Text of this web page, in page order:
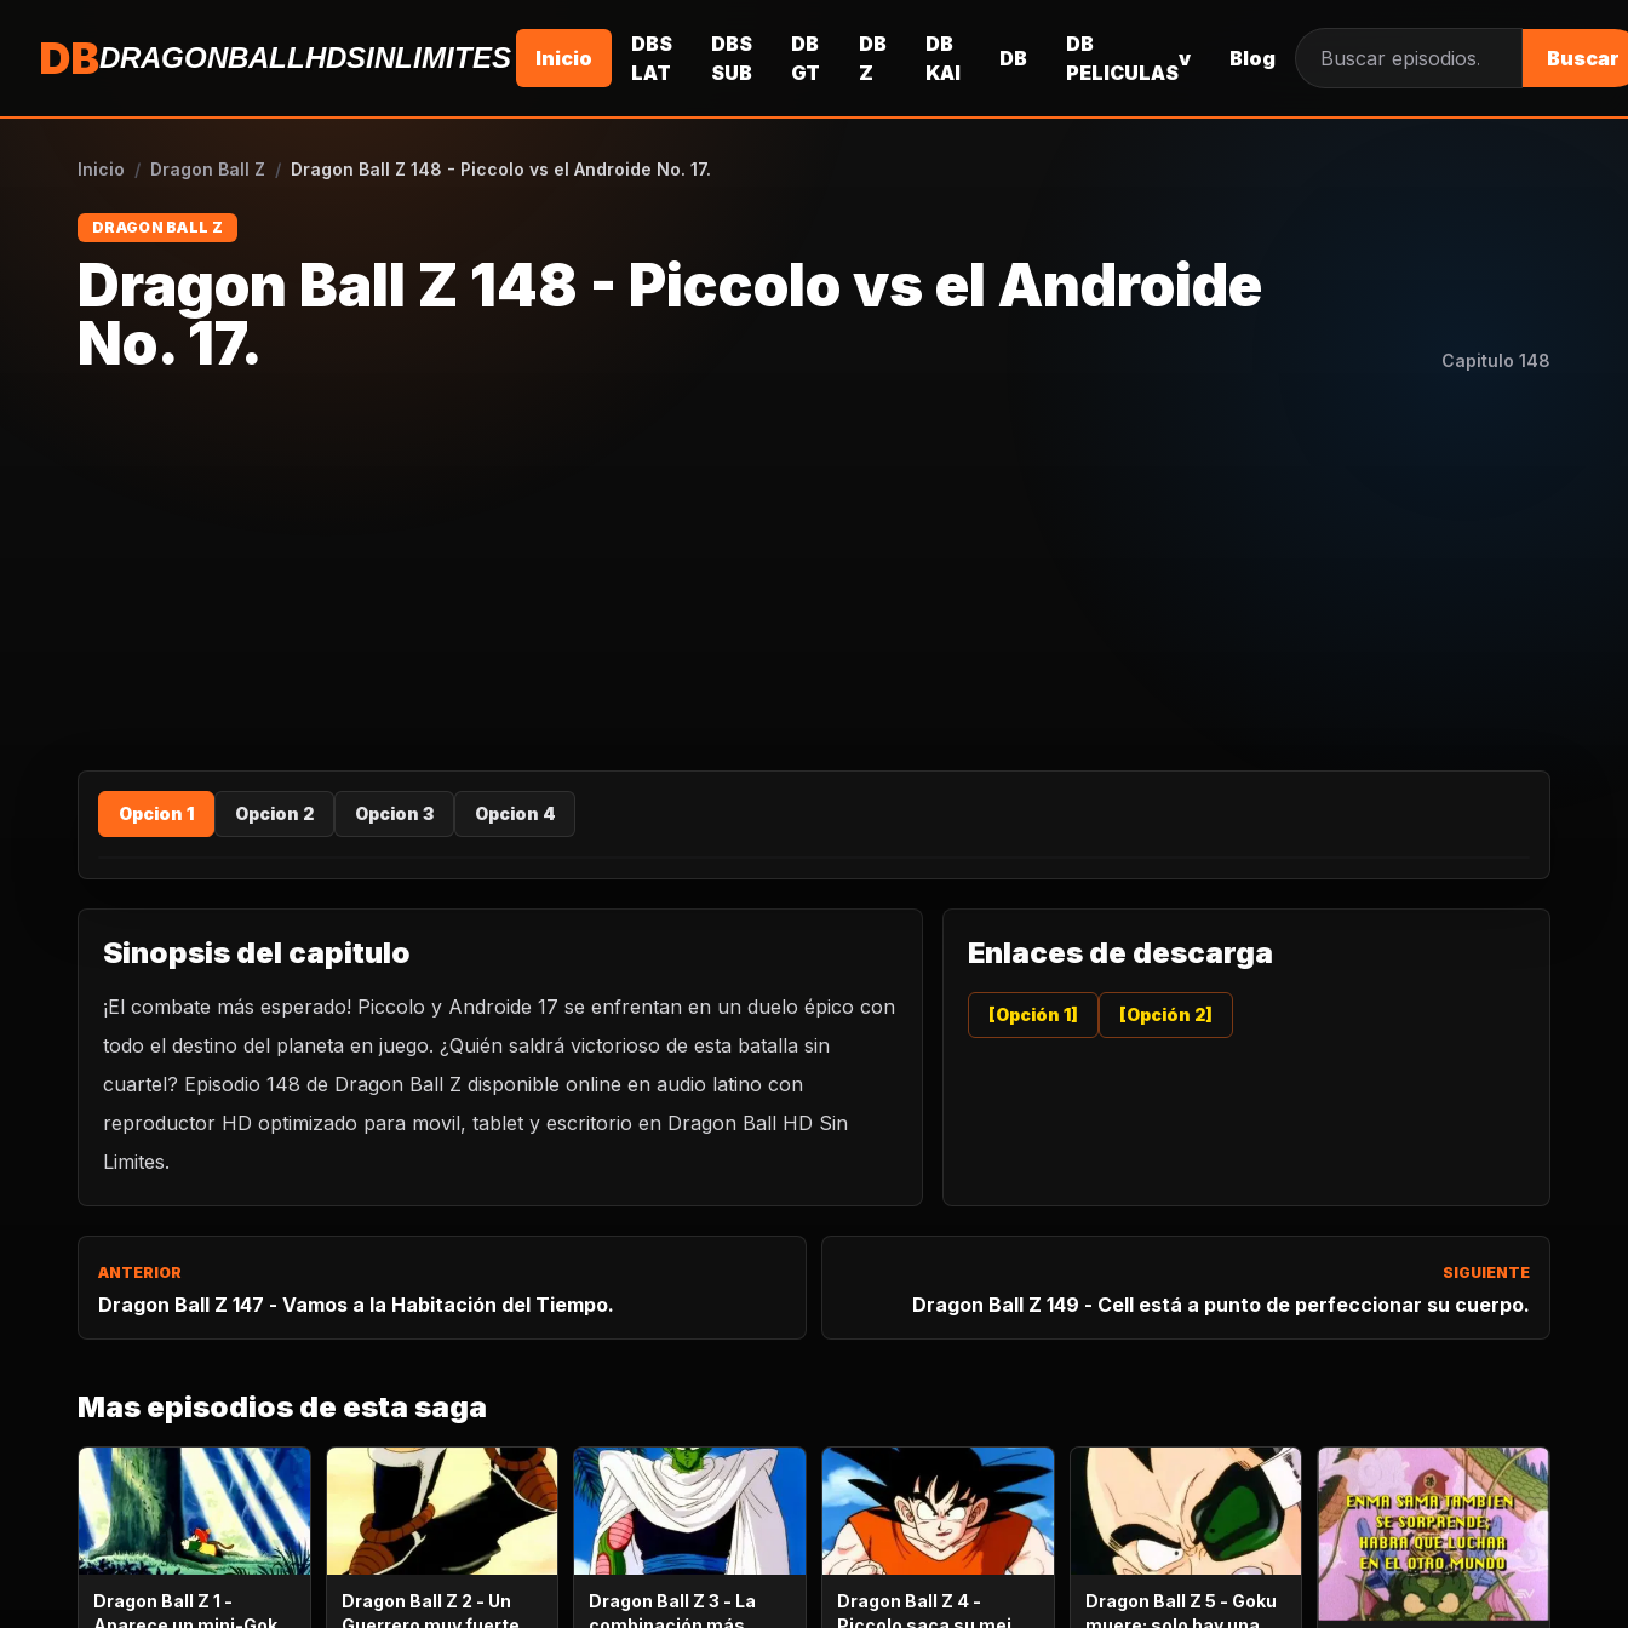
DBDRAGONBALLHDSINLIMITES Inicio
DBS
LAT
DBS
SUB
DB
GT
DB
Z
DB
KAI
DB
DB
PELICULAS
v Blog
Buscar episodios
Buscar
Inicio / Dragon Ball Z / Dragon Ball Z 148 - Piccolo vs el Androide No. 17.
DRAGON BALL Z
Dragon Ball Z 148 - Piccolo vs el Androide
No. 17.
Capitulo 148
Opcion 1 Opcion 2 Opcion 3 Opcion 4
REPRODUCIR CAPITULO
Dragon Ball Z 148 - Piccolo vs el Androide No. 17.
CARGAR REPRODUCTOR
Sinopsis del capitulo
¡El combate más esperado! Piccolo y Androide 17 se enfrentan en un duelo épico con
todo el destino del planeta en juego. ¿Quién saldrá victorioso de esta batalla sin
cuartel? Episodio 148 de Dragon Ball Z disponible online en audio latino con
reproductor HD optimizado para movil, tablet y escritorio en Dragon Ball HD Sin
Limites.
Enlaces de descarga
[Opción 1] [Opción 2]
ANTERIOR
Dragon Ball Z 147 - Vamos a la Habitación del Tiempo.
SIGUIENTE
Dragon Ball Z 149 - Cell está a punto de perfeccionar su cuerpo.
Mas episodios de esta saga
Dragon Ball Z 1 -
Dragon Ball Z 2 - Un
Dragon Ball Z 3 - La
Dragon Ball Z 4 -
Dragon Ball Z 5 - Goku